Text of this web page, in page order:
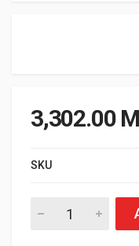
3,302.00
SKU
Cantitate Anvelopa